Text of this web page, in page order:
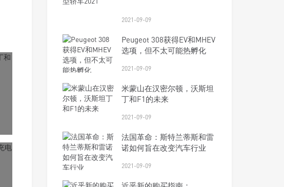
2021-09-09
Peugeot 308获得EV和MHEV
选项，但不太可能热孵化
2021-09-09
米蒙山在汉密尔顿，沃斯坦
丁和F1的未来
2021-09-09
法国革命：斯特兰蒂斯和雷
诺如何旨在改变汽车行业
2021-09-09